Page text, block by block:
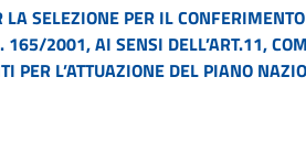
SELEZIONE PER IL
165/2001, AI SENSI DELL’ART.11,
PER L’ATTUAZIONE DEL PIANO